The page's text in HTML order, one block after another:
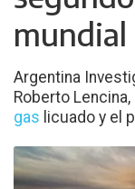
mundial
Argentina
Roberto
gas licuado y el